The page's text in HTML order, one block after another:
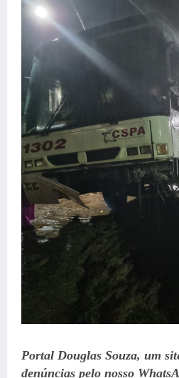
Portal Douglas Souza, um
denúncias pelo nosso